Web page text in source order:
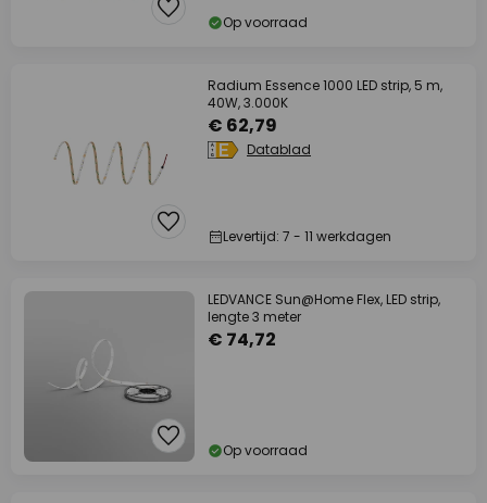
Op voorraad
Radium Essence 1000 LED strip, 5 m,
40W, 3.000K
€ 62,79
Datablad
Levertijd: 7 - 11 werkdagen
LEDVANCE Sun@Home Flex, LED strip,
lengte 3 meter
€ 74,72
Op voorraad